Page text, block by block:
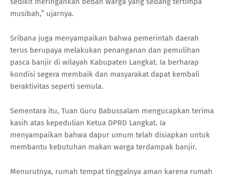
musibah,” ujarnya.
Sribana juga menyampaikan bahwa pemerintah daerah
terus berupaya melakukan penanganan dan pemulihan
pasca banjir di wilayah Kabupaten Langkat. Ia berharap
kondisi segera membaik dan masyarakat dapat kembali
beraktivitas seperti semula.
Sementara itu, Tuan Guru Babussalam mengucapkan terima
kasih atas kepedulian Ketua DPRD Langkat. Ia
menyampaikan bahwa dapur umum telah disiapkan untuk
membantu kebutuhan makan warga terdampak banjir.
Menurutnya, rumah tempat tinggalnya aman karena rumah